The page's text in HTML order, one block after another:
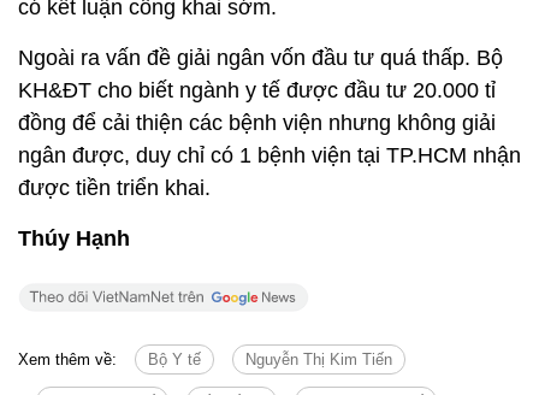
có kết luận công khai sớm.
Ngoài ra vấn đề giải ngân vốn đầu tư quá thấp. Bộ
KH&ĐT cho biết ngành y tế được đầu tư 20.000 tỉ
đồng để cải thiện các bệnh viện nhưng không giải
ngân được, duy chỉ có 1 bệnh viện tại TP.HCM nhận
được tiền triển khai.
Thúy Hạnh
Xem thêm về: Bộ Y tế Nguyễn Thị Kim Tiến